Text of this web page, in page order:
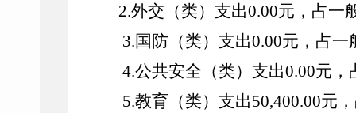
2.外交（类）支出0.00元，占一
3.国防（类）支出0.00元，占一
4.公共安全（类）支出0.00元，
5.教育（类）支出50,400.00元